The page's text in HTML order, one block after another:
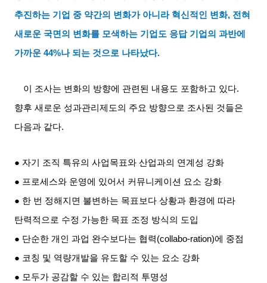
추진하는 기업 중 약간의 변화가 아니라 혁신적인 변화, 전혀
새로운 국면의 변화를 모색하는 기업도 응답 기업의 과반에
가까운 44%나 되는 것으로 나타났다.
이 조사는 변화의 방향에 관련된 내용도 포함하고 있다.
향후 새로운 성과관리제도의 주요 방향으로 조사된 것들은
다음과 같다.
● 자기 조직 특유의 사업목표와 산업과의 연계성 강화
● 프로세스와 운영에 있어서 커뮤니케이션 요소 강화
● 한 번 정해지면 불변하는 목표보다 상황과 환경에 따라
탄력적으로 수정 가능한 목표 조정 방식의 도입
● 단순한 개인 과업 완수보다는 협력(collabo-ration)에 중점
● 코칭 및 역량개발을 유도할 수 있는 요소 강화
● 모두가 공감할 수 있는 합리적 투명성